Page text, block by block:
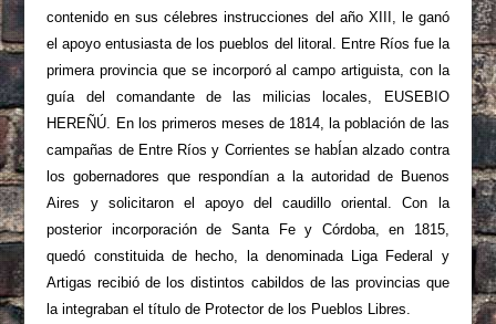
contenido en sus célebres instrucciones del año XIII, le ganó
el apoyo entusiasta de los pueblos del litoral. Entre Ríos fue la
primera provincia que se incorporó al campo artiguista, con la
guía del comandante de las milicias locales, EUSEBIO
HEREÑÚ. En los primeros meses de 1814, la población de las
campañas de Entre Ríos y Corrientes se habÍan alzado contra
los gobernadores que respondían a la autoridad de Buenos
Aires y solicitaron el apoyo del caudillo oriental. Con la
posterior incorporación de Santa Fe y Córdoba, en 1815,
quedó constituida de hecho, la denominada Liga Federal y
Artigas recibió de los distintos cabildos de las provincias que
la integraban el título de Protector de los Pueblos Libres.